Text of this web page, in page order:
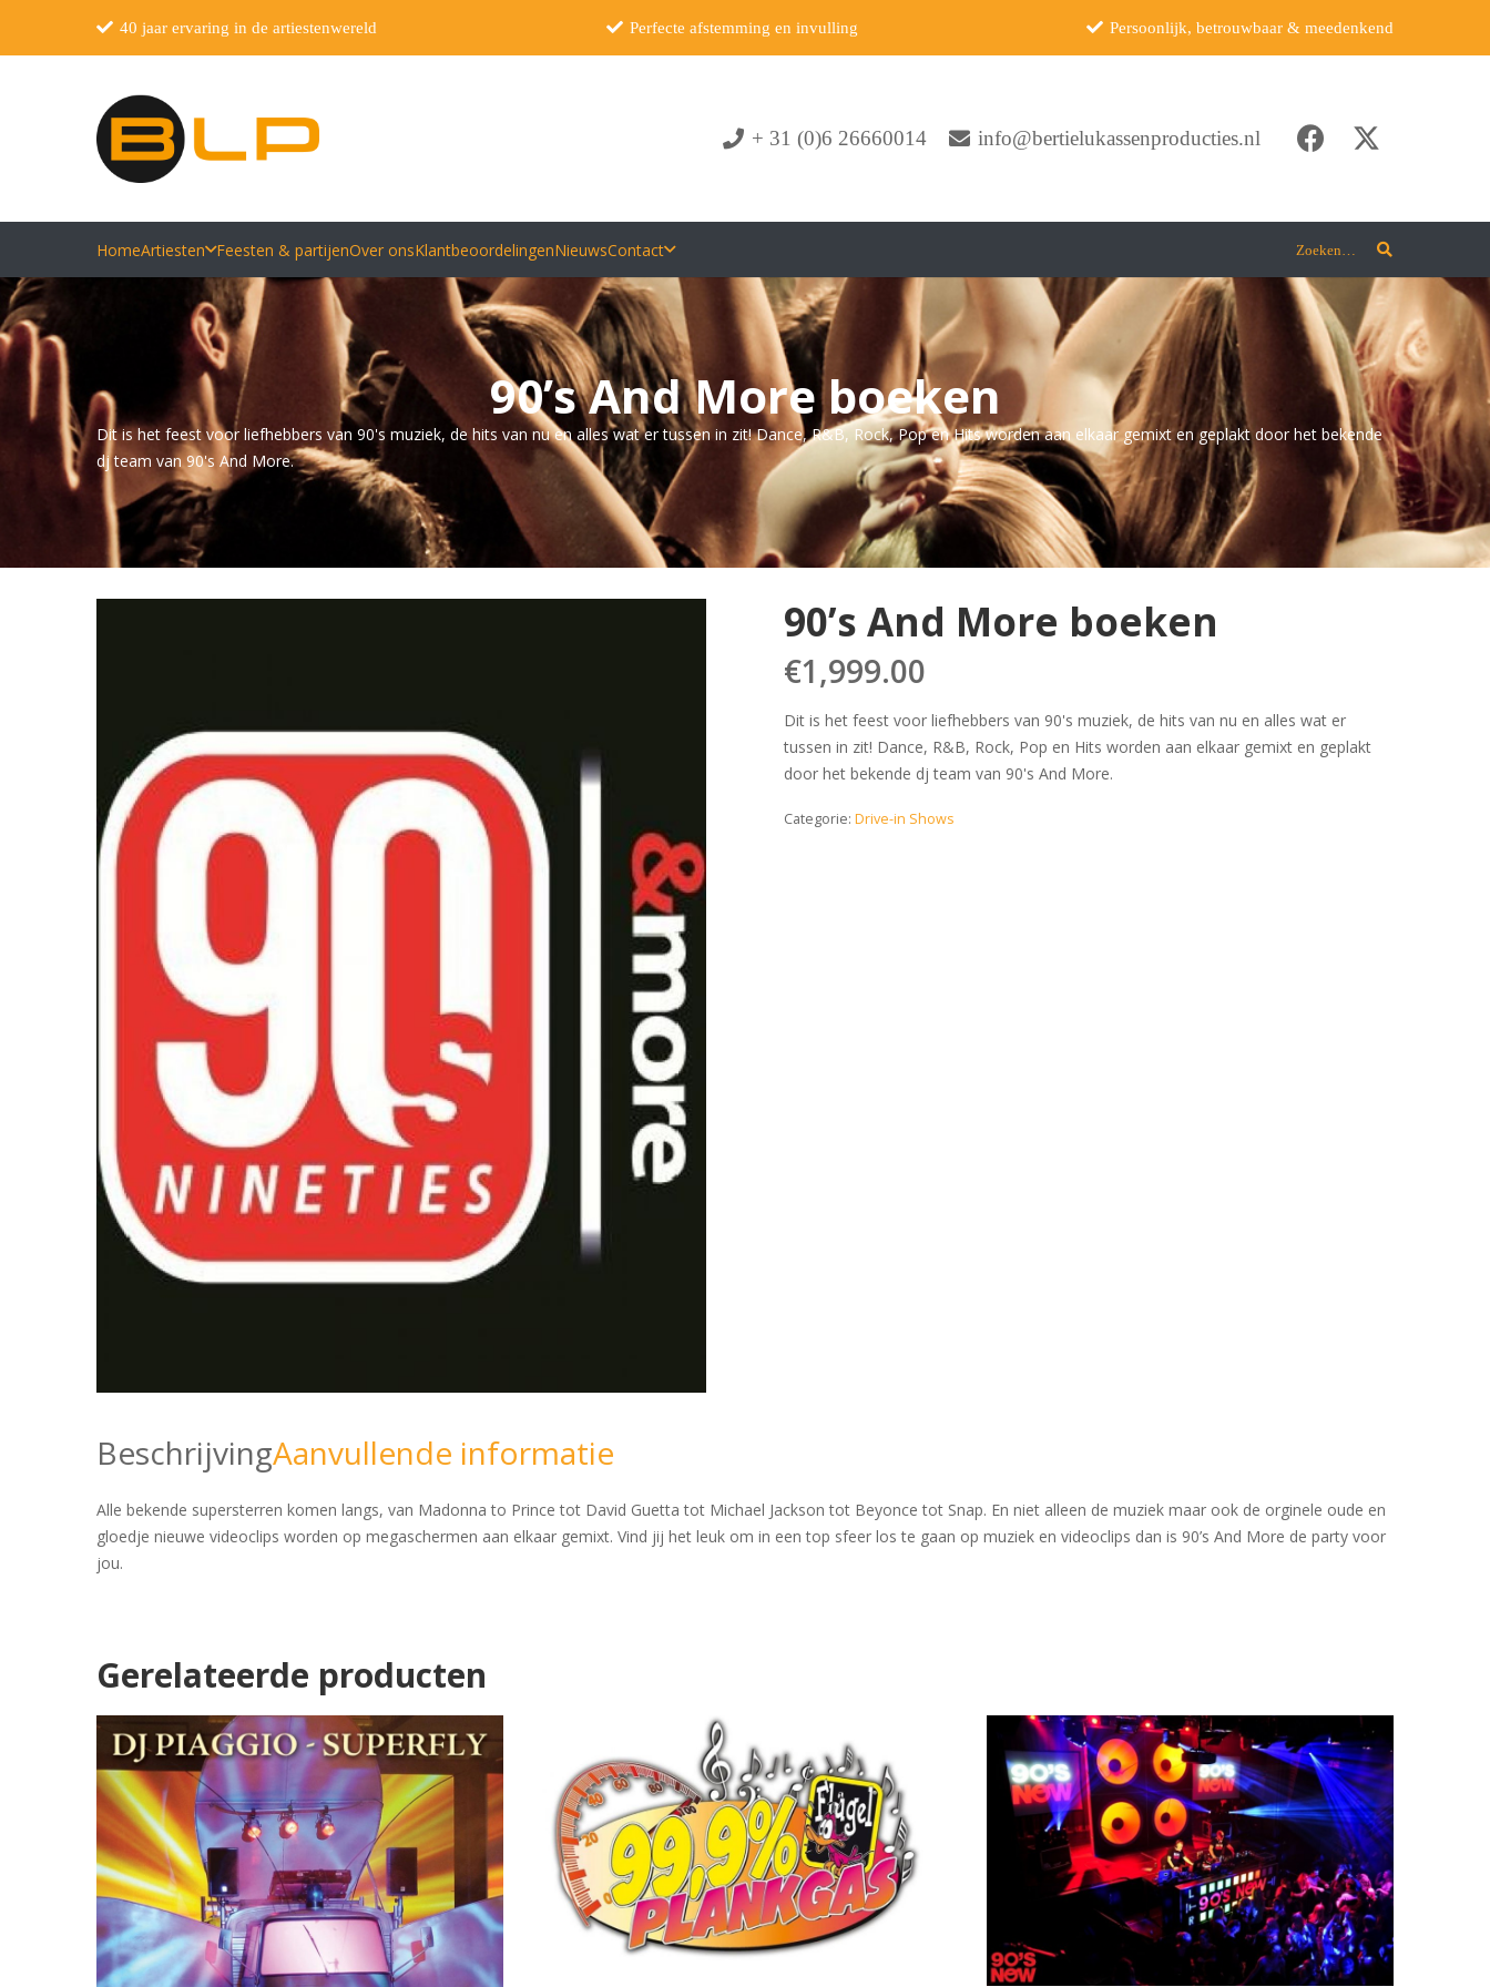
40 jaar ervaring in de artiestenwereld Perfecte afstemming en invulling Persoonlijk, betrouwbaar & meedenkend
+ 31 (0)6 26660014 info@bertielukassenproducties.nl
HomeArtiesten Feesten & partijenOver onsKlantbeoordelingenNieuwsContact Zoeken…
90’s And More boeken
Dit is het feest voor liefhebbers van 90's muziek, de hits van nu en alles wat er tussen in zit! Dance, R&B, Rock, Pop en Hits worden aan elkaar gemixt en geplakt door het bekende
dj team van 90's And More.
90’s And More boeken
€1,999.00
Dit is het feest voor liefhebbers van 90's muziek, de hits van nu en alles wat er
tussen in zit! Dance, R&B, Rock, Pop en Hits worden aan elkaar gemixt en geplakt
door het bekende dj team van 90's And More.
Categorie:Drive-in Shows
BeschrijvingAanvullende informatie
Alle bekende supersterren komen langs, van Madonna to Prince tot David Guetta tot Michael Jackson tot Beyonce tot Snap. En niet alleen de muziek maar ook de orginele oude en
gloedje nieuwe videoclips worden op megaschermen aan elkaar gemixt. Vind jij het leuk om in een top sfeer los te gaan op muziek en videoclips dan is 90’s And More de party voor
jou.
Gerelateerde producten